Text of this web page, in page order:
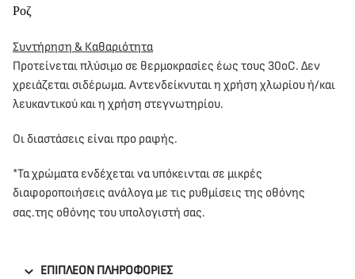
Ροζ
Συντήρηση & Καθαριότητα
Προτείνεται πλύσιμο σε θερμοκρασίες έως τους 30oC. Δεν
χρειάζεται σιδέρωμα. Αντενδείκνυται η χρήση χλωρίου ή/και
λευκαντικού και η χρήση στεγνωτηρίου.
Οι διαστάσεις είναι προ ραφής.
*Τα χρώματα ενδέχεται να υπόκεινται σε μικρές
διαφοροποιήσεις ανάλογα με τις ρυθμίσεις της οθόνης
σας.της οθόνης του υπολογιστή σας.
ΕΠΙΠΛΈΟΝ ΠΛΗΡΟΦΟΡΊΕΣ